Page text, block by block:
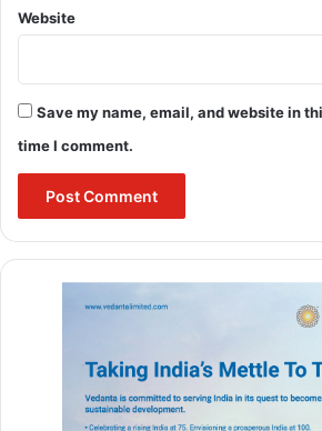
अमेरिका चीन डील
अमेरिकी निवेशक अमेरिकी यूजर्स
टिकटॉक 2025
टिकटॉक डील
सोशल मीडिया सुरक्षा
Website
Save my name, email, and website in
time I comment.